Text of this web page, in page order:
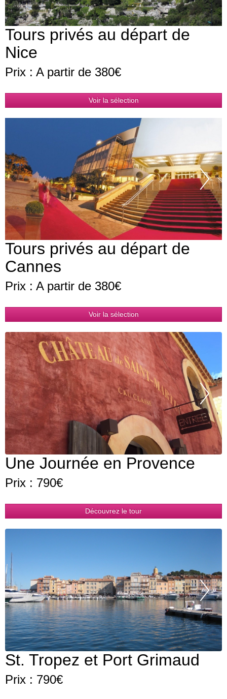
Tours privés au départ de
Nice
Prix : A partir de 380€
Voir la sélection
Tours privés au départ de
Cannes
Prix : A partir de 380€
Voir la sélection
Une Journée en Provence
Prix : 790€
Découvrez le tour
St. Tropez et Port Grimaud
Prix : 790€